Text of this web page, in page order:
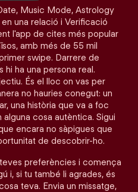
Music Mode, Astrology
una relació i Verificació
l'app de cites més popular
amb més de 55 mil
swipe. Darrere de
ha una persona real.
És el lloc on vas per
no hauries conegut: un
una història que va a foc
cosa autèntica. Sigui
encara no sàpigues que
de descobrir-ho.
preferències i comença
i, si tu també li agrades, és
teva. Envia un missatge,